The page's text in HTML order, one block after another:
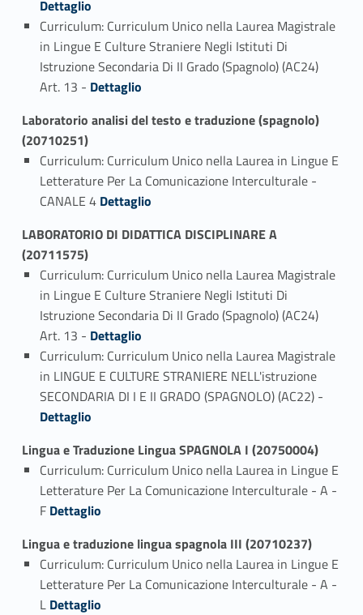
Dettaglio
Curriculum: Curriculum Unico nella Laurea Magistrale
in Lingue E Culture Straniere Negli Istituti Di
Istruzione Secondaria Di II Grado (Spagnolo) (AC24)
Art. 13 - Link identifier #identifier_person_188654-2
Dettaglio
Laboratorio analisi del testo e traduzione (spagnolo)
(20710251)
Curriculum: Curriculum Unico nella Laurea in Lingue E
Letterature Per La Comunicazione Interculturale -
CANALE 4 Link identifier #identifier_person_163999-1
Dettaglio
LABORATORIO DI DIDATTICA DISCIPLINARE A
(20711575)
Curriculum: Curriculum Unico nella Laurea Magistrale
in Lingue E Culture Straniere Negli Istituti Di
Istruzione Secondaria Di II Grado (Spagnolo) (AC24)
Art. 13 - Link identifier #identifier_person_195736-1
Dettaglio
Curriculum: Curriculum Unico nella Laurea Magistrale
in LINGUE E CULTURE STRANIERE NELL'istruzione
SECONDARIA DI I E II GRADO (SPAGNOLO) (AC22) -
Dettaglio
Lingua e Traduzione Lingua SPAGNOLA I (20750004)
Curriculum: Curriculum Unico nella Laurea in Lingue E
Letterature Per La Comunicazione Interculturale - A -
F Link identifier #identifier_person_1540-1
Dettaglio
Lingua e traduzione lingua spagnola III (20710237)
Curriculum: Curriculum Unico nella Laurea in Lingue E
Letterature Per La Comunicazione Interculturale - A -
L Link identifier #identifier_person_73722-1
Dettaglio